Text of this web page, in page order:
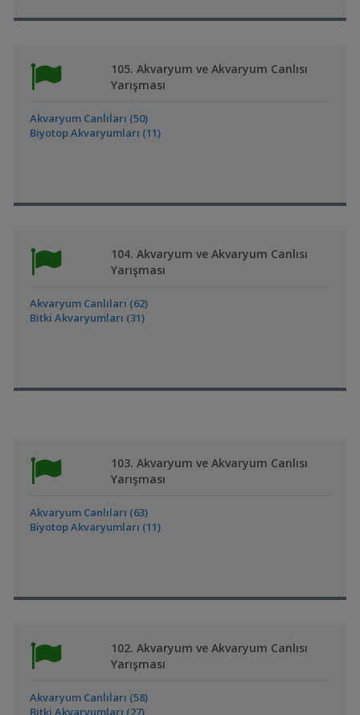
105. Akvaryum ve Akvaryum Canlısı
Yarışması
Akvaryum Canlıları (50)
Biyotop Akvaryumları (11)
104. Akvaryum ve Akvaryum Canlısı
Yarışması
Akvaryum Canlıları (62)
Bitki Akvaryumları (31)
103. Akvaryum ve Akvaryum Canlısı
Yarışması
Akvaryum Canlıları (63)
Biyotop Akvaryumları (11)
102. Akvaryum ve Akvaryum Canlısı
Yarışması
Akvaryum Canlıları (58)
Bitki Akvaryumları (27)